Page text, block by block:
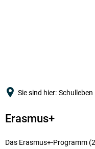
Sie sind hier: Schulleben
Erasmus+
Erasmus+
Das Erasmus+-Programm